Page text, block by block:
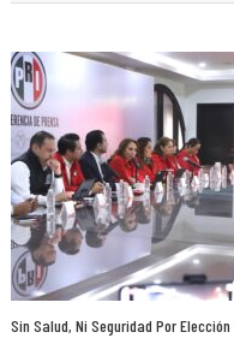
Sin Salud, Ni Seguridad Por